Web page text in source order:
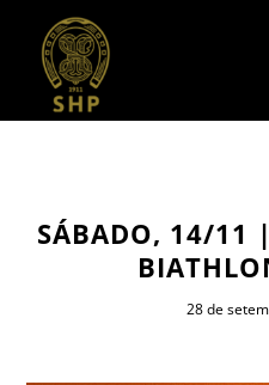
SÁBADO, 14/11
28 de